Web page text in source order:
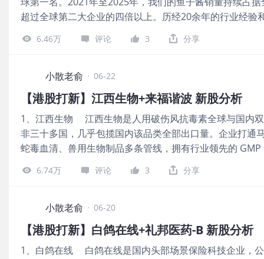
1,000家。全球移动充电产品市场相对分散，按收入计算
年，按收入计算，安克创新在全球移动充电产品领域排
247.1亿、305.14亿，2025年营收同比增长23.49%；
亿，2025年的
超过全球第二大企业的四倍以上。历经20余年的行业经
加工、销售及品牌营销于一体的鲟鱼和鱼子酱价值链。
步为驱动力，矢志为全球消费者提供高端鱼子酱产品。
荐人是中信证券和中信建投，中信证券近2年保荐过的项
日上涨率是78.57%，保荐人整体业绩还不错。 一共有8
林及 GTINV、大成投资者、工银理财、未来资产证券；
比很高。 公司从2023~2025年的营收分别是5.77亿、
2023~2025年的净利润分别是2.73亿、3.24亿、3.65亿
82.21亿港元市值发行12.33亿，发行比例是15%，基石
股ipo新规的机制B，公开发售初始份额是10%，不设回拨
6.46万 评论 3 分享
小散老俞 · 06-22
【港股打新】江西生物+来福谐波 新股分析
1、江西生物 江西生物是人用破伤风抗毒素全球与国内
非三十多国，几乎包揽国内该品类全部出口量。企业打通
蛇毒血清、兽用生物制品多条管线，拥有行业领先的
始招股，招股价9.33~13.06港元，每手股数500股，最
量3623.45万股，属于生物技术行业，有绿鞋。 保荐人
基石投资者，是富策控股有限公司；基石认购5000万
2023~2025年的营收分别是1.98亿、2.21亿、2.35亿，
是5548.1万、7514万、9479万，2025年的净利润同比
发行4.06亿，发行比例是11.76%，基石锁定12.32%，
6.74万 评论 3 分享
小散老俞 · 06-20
【港股打新】白鸽在线+礼邦医药-B 新股分析
1、白鸽在线 白鸽在线是国内头部场景保险科技企业，